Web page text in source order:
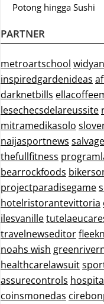
Potong hingga Sushi
PARTNER
metroartschool
inspiredgardenideas
darknetbills
lesechecsdelareussite
mitramedikasolo
naijasportnews
thefullfitness
bearrockfoods
projectparadisegame
hotelristorantevittoria
ilesvanille
travelnewseditor
noahs wish
healthcarelawsuit
assurecontrols
coinsmonedas